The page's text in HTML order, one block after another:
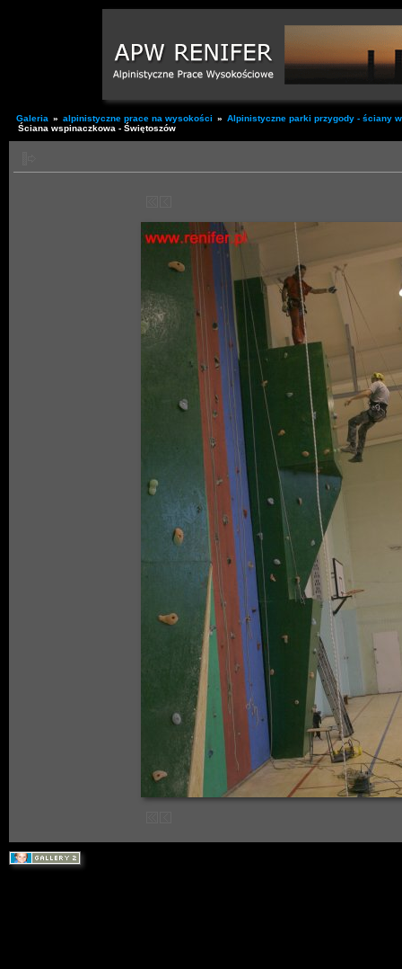
Galeria » alpinistyczne prace na wysokości » Alpinistyczne parki przygody - ściany
Ściana wspinaczkowa - Świętoszów